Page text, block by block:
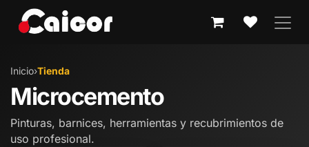
Inicio›Tienda
Microcemento
Pinturas, barnices, herramientas y recubrimientos de
uso profesional.